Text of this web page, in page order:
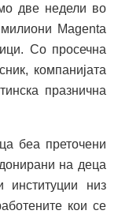
две недели во
Magenta
Со просечна
компанијата
празнична
беа преточени
на деца
низ
кои се